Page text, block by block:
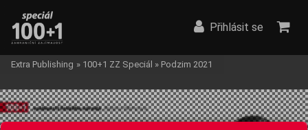
Přihlásit se
Extra Publishing » 100+1 ZZ Speciál » Podzim 2021